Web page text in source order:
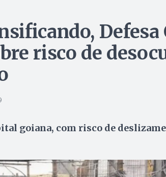
Defesa
risco de
goiana, com risco de